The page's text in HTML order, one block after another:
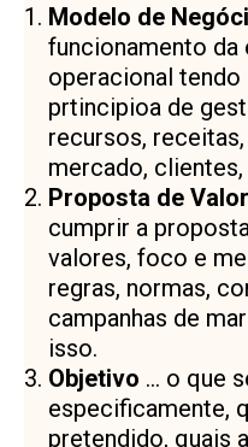
Modelo de
funcionamento da
operacional
prtincipioa de
recursos,
mercado,
Proposta de Valor
cumprir a
valores, foco e
regras, normas,
campanhas de
isso.
Objetivo … o que
especificamente,
pretendido, quais